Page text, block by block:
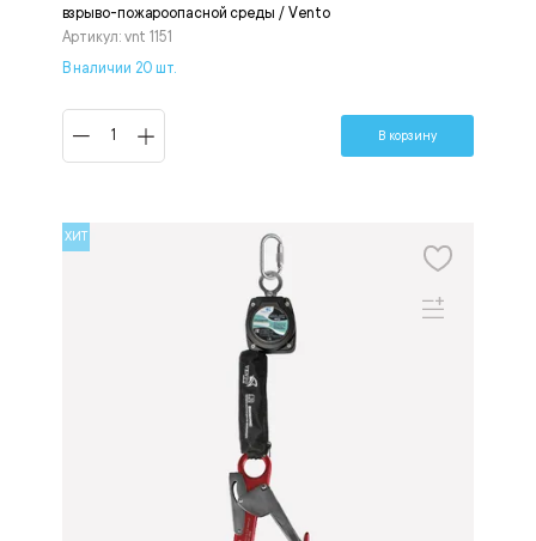
взрыво-пожароопасной среды / Vento
Артикул: vnt 1151
В наличии 20 шт.
В корзину
ХИТ